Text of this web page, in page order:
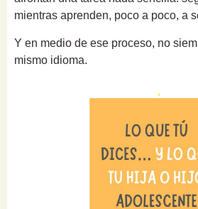
mientras aprenden, poco a poco, a
Y en medio de ese proceso, no
mismo idioma.